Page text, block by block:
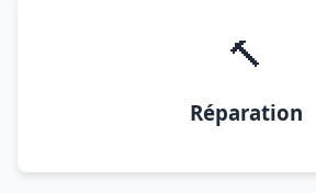
🔨
Réparation